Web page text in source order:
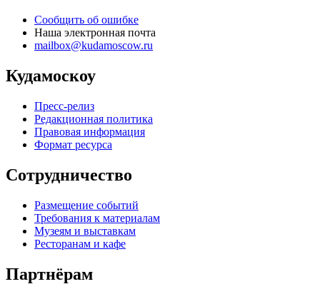
Сообщить об ошибке
Наша электронная почта
mailbox@kudamoscow.ru
Кудамоскоу
Пресс-релиз
Редакционная политика
Правовая информация
Формат ресурса
Сотрудничество
Размещение событий
Требования к материалам
Музеям и выставкам
Ресторанам и кафе
Партнёрам